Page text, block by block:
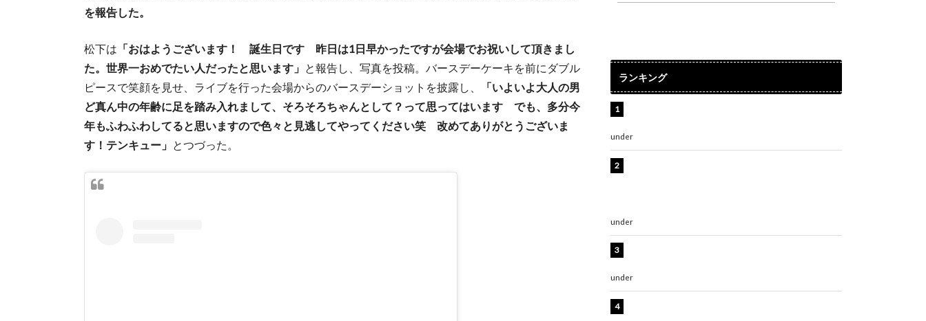
を報告した。
松下は 「おはようございます！ 誕生日です 昨日は1日早かったですが会場でお祝いして頂きまし
た。世界一おめでたい人だったと思います」 と報告し、写真を投稿。バースデーケーキを前にダブル
ピースで笑顔を見せ、ライブを行った会場からのバースデーショットを披露し、
「いよいよ大人の男
ど真ん中の年齢に足を踏み入れまして、そろそろちゃんとして？って思ってはいます でも、多分今
年もふわふわしてると思いますので色々と見逃してやってください笑 改めてありがとうございま
す！テンキュー」 とつづった。
ランキング
under
under
under